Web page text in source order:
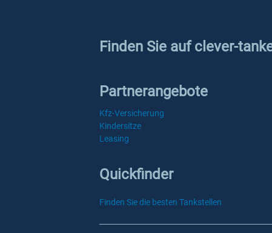
Finden Sie auf clever-
Partnerangebote
Kfz-Versicherung
Kindersitze
Leasing
Quickfinder
Finden Sie die besten Tankstellen